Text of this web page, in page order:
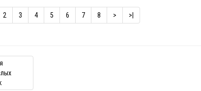
2 3 4 5 6 7 8 > >|